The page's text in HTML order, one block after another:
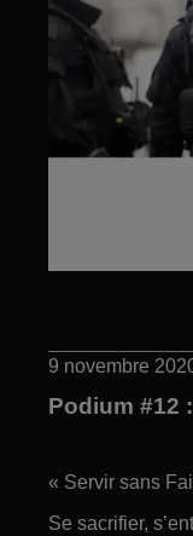
9 novembre
Podium #12
« Servir sans
Se sacrifier,